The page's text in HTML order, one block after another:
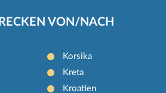
VON/NACH
Korsika
Kreta
Kroatien